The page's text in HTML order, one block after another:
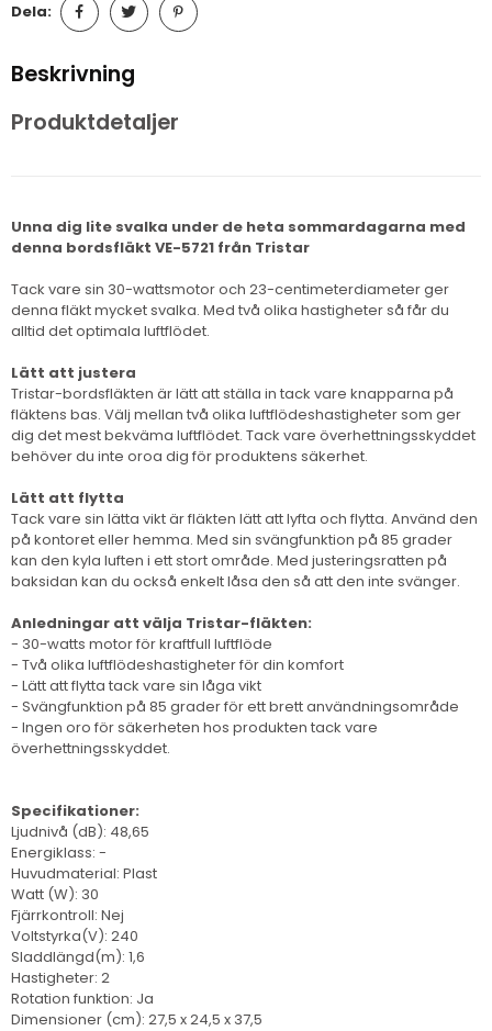
Dela:
Beskrivning
Produktdetaljer
Unna dig lite svalka under de heta sommardagarna med
denna bordsfläkt VE-5721 från Tristar
Tack vare sin 30-wattsmotor och 23-centimeterdiameter ger
denna fläkt mycket svalka. Med två olika hastigheter så får du
alltid det optimala luftflödet.
Lätt att justera
Tristar-bordsfläkten är lätt att ställa in tack vare knapparna på
fläktens bas. Välj mellan två olika luftflödeshastigheter som ger
dig det mest bekväma luftflödet. Tack vare överhettningsskyddet
behöver du inte oroa dig för produktens säkerhet.
Lätt att flytta
Tack vare sin lätta vikt är fläkten lätt att lyfta och flytta. Använd den
på kontoret eller hemma. Med sin svängfunktion på 85 grader
kan den kyla luften i ett stort område. Med justeringsratten på
baksidan kan du också enkelt låsa den så att den inte svänger.
Anledningar att välja Tristar-fläkten:
- 30-watts motor för kraftfull luftflöde
- Två olika luftflödeshastigheter för din komfort
- Lätt att flytta tack vare sin låga vikt
- Svängfunktion på 85 grader för ett brett användningsområde
- Ingen oro för säkerheten hos produkten tack vare
överhettningsskyddet.
Specifikationer:
Ljudnivå (dB): 48,65
Energiklass: -
Huvudmaterial: Plast
Watt (W): 30
Fjärrkontroll: Nej
Voltstyrka(V): 240
Sladdlängd(m): 1,6
Hastigheter: 2
Rotation funktion: Ja
Dimensioner (cm): 27,5 x 24,5 x 37,5